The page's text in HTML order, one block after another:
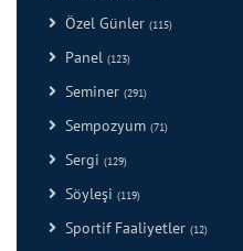
Özel Günler (115)
Panel (123)
Seminer (291)
Sempozyum (71)
Sergi (129)
Söyleşi (119)
Sportif Faaliyetler (12)